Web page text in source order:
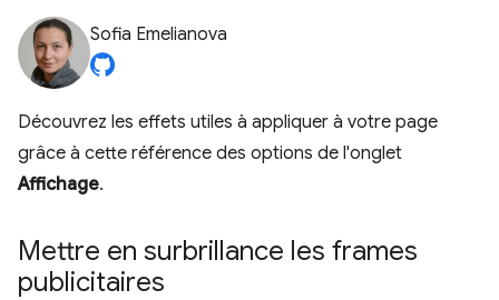
Sofia Emelianova
Découvrez les effets utiles à appliquer à votre page
grâce à cette référence des options de l'onglet
Affichage.
Mettre en surbrillance les frames
publicitaires